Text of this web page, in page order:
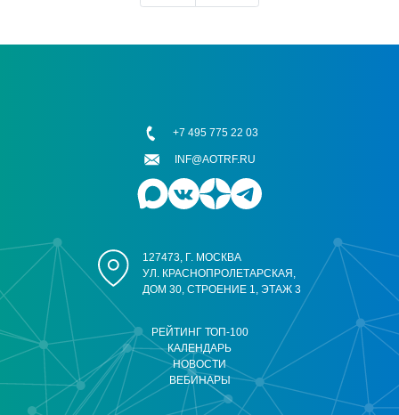
РЕЙТИНГ ТОП-100
КАЛЕНДАРЬ
НОВОСТИ
ВЕБИНАРЫ
127473, Г. МОСКВА
УЛ. КРАСНОПРОЛЕТАРСКАЯ,
ДОМ 30, СТРОЕНИЕ 1, ЭТАЖ 3
+7 495 775 22 03
INF@AOTRF.RU